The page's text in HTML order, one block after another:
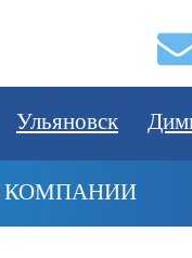
Ульяновск
КОМПАНИИ